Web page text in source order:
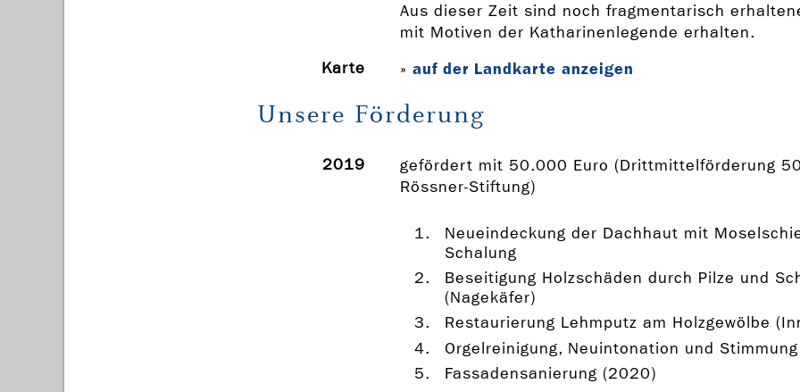
Aus dieser Zeit sind noch fragmentarisch
mit Motiven der Katharinenlegende erhalten.
Karte
» auf der Landkarte anzeigen
Unsere Förderung
2019
gefördert mit 50.000 Euro (Drittmittelförderung
Rössner-Stiftung)
Neueindeckung der Dachhaut mit
Schalung
Beseitigung Holzschäden durch Pilze und
(Nagekäfer)
Restaurierung Lehmputz am Holzgewölbe
Orgelreinigung, Neuintonation und Stimmung
Fassadensanierung (2020)